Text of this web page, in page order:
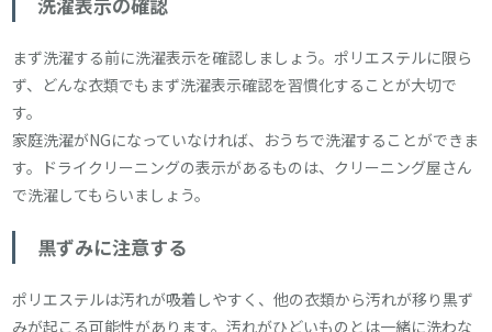
まず洗濯する前に洗濯表示を確認しましょう。ポリエステルに限ら
ず、どんな衣類でもまず洗濯表示確認を習慣化することが大切で
す。
家庭洗濯がNGになっていなければ、おうちで洗濯することができま
す。ドライクリーニングの表示があるものは、クリーニング屋さん
で洗濯してもらいましょう。
黒ずみに注意する
ポリエステルは汚れが吸着しやすく、他の衣類から汚れが移り黒ず
みが起こる可能性があります。汚れがひどいものとは一緒に洗わな